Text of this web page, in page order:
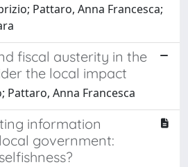
Pattaro, Anna Francesca;
fiscal austerity in the
the local impact
Pattaro, Anna Francesca
information
government: